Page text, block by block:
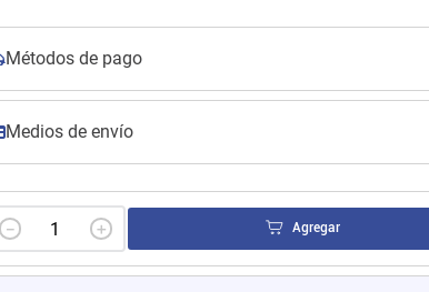
Métodos de pago
Medios de envío
＋
－ Agregar